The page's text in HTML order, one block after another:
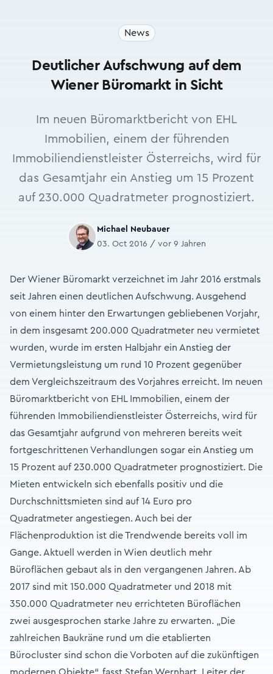
News
Deutlicher Aufschwung auf dem
Wiener Büromarkt in Sicht
Im neuen Büromarktbericht von EHL
Immobilien, einem der führenden
Immobiliendienstleister Österreichs, wird für
das Gesamtjahr ein Anstieg um 15 Prozent
auf 230.000 Quadratmeter prognostiziert.
Michael Neubauer
03. Oct 2016 / vor 9 Jahren
Der Wiener Büromarkt verzeichnet im Jahr 2016 erstmals
seit Jahren einen deutlichen Aufschwung. Ausgehend
von einem hinter den Erwartungen gebliebenen Vorjahr,
in dem insgesamt 200.000 Quadratmeter neu vermietet
wurden, wurde im ersten Halbjahr ein Anstieg der
Vermietungsleistung um rund 10 Prozent gegenüber
dem Vergleichszeitraum des Vorjahres erreicht. Im neuen
Büromarktbericht von EHL Immobilien, einem der
führenden Immobiliendienstleister Österreichs, wird für
das Gesamtjahr aufgrund von mehreren bereits weit
fortgeschrittenen Verhandlungen sogar ein Anstieg um
15 Prozent auf 230.000 Quadratmeter prognostiziert. Die
Mieten entwickeln sich ebenfalls positiv und die
Durchschnittsmieten sind auf 14 Euro pro
Quadratmeter angestiegen. Auch bei der
Flächenproduktion ist die Trendwende bereits voll im
Gange. Aktuell werden in Wien deutlich mehr
Büroflächen gebaut als in den vergangenen Jahren. Ab
2017 sind mit 150.000 Quadratmeter und 2018 mit
350.000 Quadratmeter neu errichteten Büroflächen
zwei ausgesprochen starke Jahre zu erwarten. „Die
zahlreichen Baukräne rund um die etablierten
Bürocluster sind schon die Vorboten auf die zukünftigen